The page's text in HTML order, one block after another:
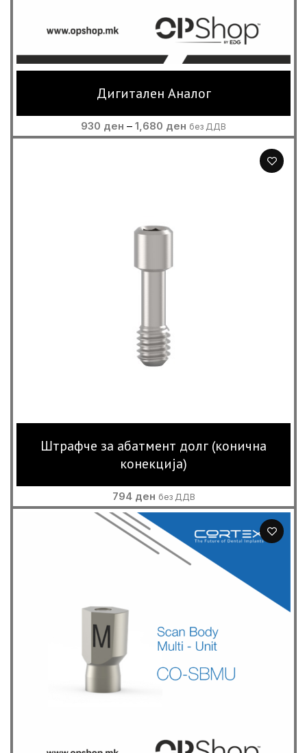
Дигитален Аналог
930 ден – 1,680 ден Price
range:
без ДДВ
Штрафче за абатмент долг (конична
конекција)
794 ден без ДДВ